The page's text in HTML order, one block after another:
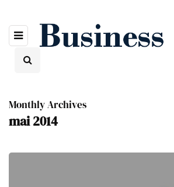
Monthly Archives
mai 2014